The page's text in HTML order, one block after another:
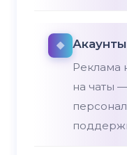
Реклама
на чаты